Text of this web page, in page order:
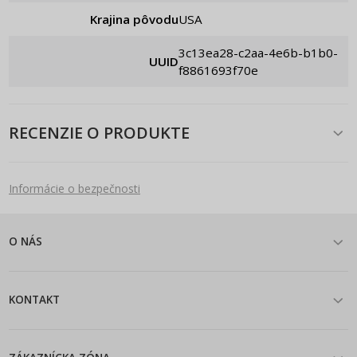
Krajina pôvodu USA
UUID
3c13ea28-c2aa-4e6b-b1b0-
f8861693f70e
RECENZIE O PRODUKTE
Informácie o bezpečnosti
O NÁS
KONTAKT